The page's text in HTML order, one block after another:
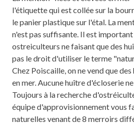
l'étiquette qui est collée sur la
le panier plastique sur l'étal. La
n'est pas suffisante. Il est important
ostreiculteurs ne faisant que des
pas le droit d'utiliser le terme
Chez Poiscaille, on ne vend que
en mer. Aucune huître d'écloserie
Toujours à la recherche
équipe d'approvisionnement vous
naturelles venant de 8 merroirs